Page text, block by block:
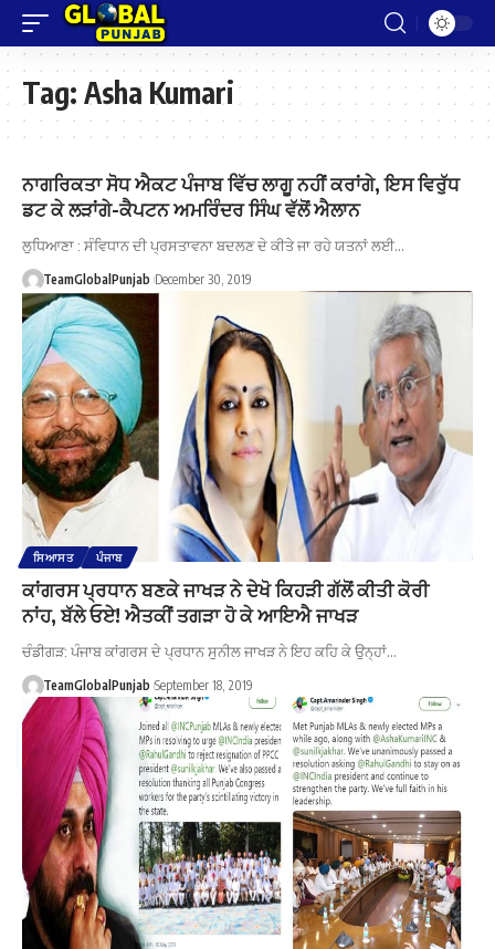
Tag: Asha Kumari
ਨਾਗਰਿਕਤਾ ਸੋਧ ਐਕਟ ਪੰਜਾਬ ਵਿੱਚ ਲਾਗੂ ਨਹੀਂ ਕਰਾਂਗੇ, ਇਸ ਵਿਰੁੱਧ
ਡਟ ਕੇ ਲੜਾਂਗੇ-ਕੈਪਟਨ ਅਮਰਿੰਦਰ ਸਿੰਘ ਵੱਲੋਂ ਐਲਾਨ
ਲੁਧਿਆਣਾ : ਸੰਵਿਧਾਨ ਦੀ ਪ੍ਰਸਤਾਵਨਾ ਬਦਲਣ ਦੇ ਕੀਤੇ ਜਾ ਰਹੇ ਯਤਨਾਂ ਲਈ…
TeamGlobalPunjab December 30, 2019
ਸਿਆਸਤ ਪੰਜਾਬ
ਕਾਂਗਰਸ ਪ੍ਰਧਾਨ ਬਣਕੇ ਜਾਖੜ ਨੇ ਦੇਖੋ ਕਿਹੜੀ ਗੱਲੋਂ ਕੀਤੀ ਕੋਰੀ
ਨਾਂਹ, ਬੱਲੇ ਓਏ! ਐਤਕੀਂ ਤਗੜਾ ਹੋ ਕੇ ਆਇਐ ਜਾਖੜ
ਚੰਡੀਗੜ: ਪੰਜਾਬ ਕਾਂਗਰਸ ਦੇ ਪ੍ਰਧਾਨ ਸੁਨੀਲ ਜਾਖੜ ਨੇ ਇਹ ਕਹਿ ਕੇ ਉਨ੍ਹਾਂ…
TeamGlobalPunjab September 18, 2019